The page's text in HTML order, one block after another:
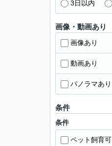
3日以内
画像・動画あり
画像あり
動画あり
パノラマあり
条件
条件
ペット飼育可